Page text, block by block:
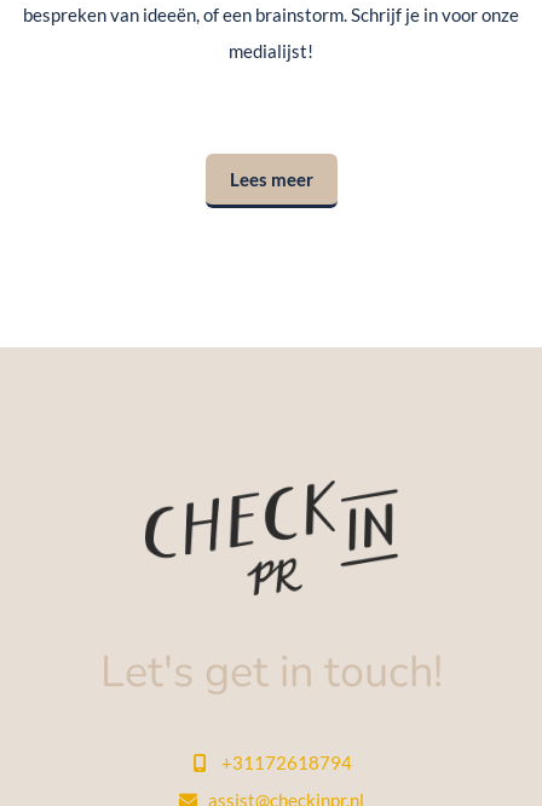
bespreken van ideeën, of een brainstorm. Schrijf je in voor onze
medialijst!
Lees meer
Let's get in touch!
+31172618794
 assist@checkinpr.nl